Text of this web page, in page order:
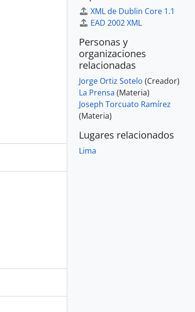
XML de Dublin Core 1.1
EAD 2002 XML
Personas y
organizaciones
relacionadas
Jorge Ortiz Sotelo (Creador)
La Prensa (Materia)
Joseph Torcuato Ramírez
(Materia)
Lugares relacionados
Lima